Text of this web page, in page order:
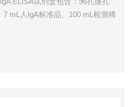
mL人IgA标准品、100 mL检测稀
储存袋。 本产品为操作简便的酶
，结果快速——检测时间少于两小